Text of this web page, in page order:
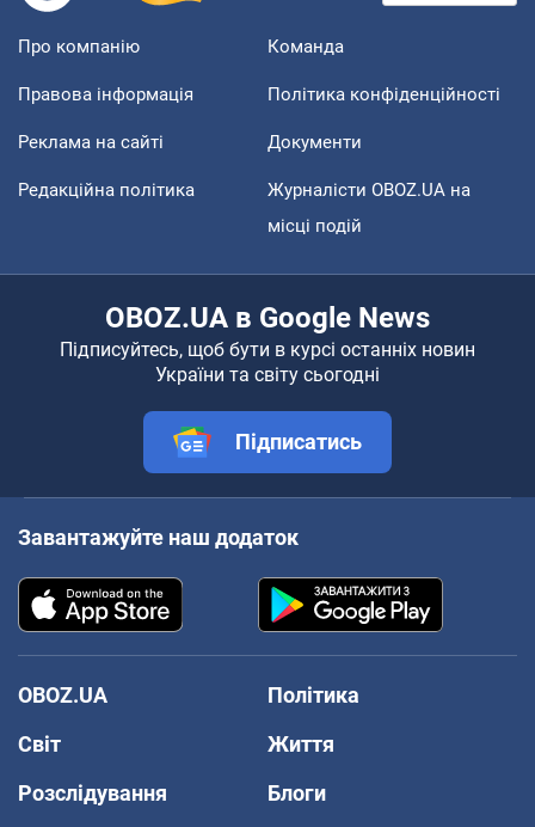
Про компанію Команда
Правова інформація Політика конфіденційності
Реклама на сайті Документи
Редакційна політика
Журналісти OBOZ.UA на
місці подій
OBOZ.UA в Google News
Підписуйтесь, щоб бути в курсі останніх новин
України та світу сьогодні
Підписатись
Завантажуйте наш додаток
OBOZ.UA
Політика
Світ
Життя
Розслідування
Блоги